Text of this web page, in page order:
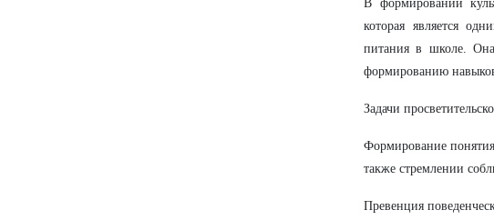
В формировании
которая является
питания в школе.
формированию
Задачи
Формирование
также стремлении
Превенция